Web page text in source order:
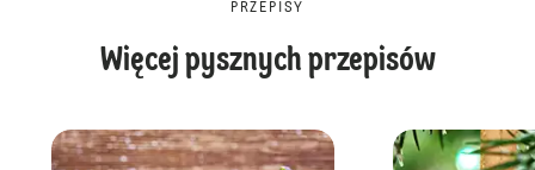
PRZEPISY
Więcej pysznych przepisów